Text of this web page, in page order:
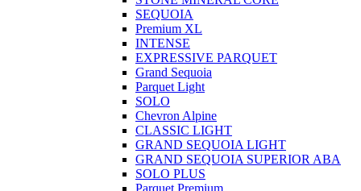
SEQUOIA
Premium XL
INTENSE
EXPRESSIVE PARQUET
Grand Sequoia
Parquet Light
SOLO
Chevron Alpine
CLASSIC LIGHT
GRAND SEQUOIA LIGHT
GRAND SEQUOIA SUPERIOR ABA
SOLO PLUS
Parquet Premium